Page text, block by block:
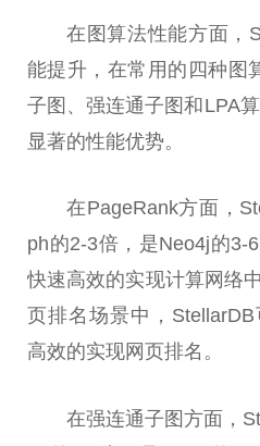
在图算法性能方面，
能提升，在常用的四种图
子图、强连通子图和LPA
显著的性能优势。
在PageRank方面，
ph的2-3倍，是Neo4j的3-
快速高效的实现计算网络
页排名场景中，
高效的实现网页排名。
在强连通子图方面，